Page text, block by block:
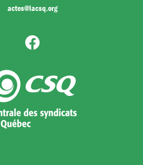
actes@lacsq.org